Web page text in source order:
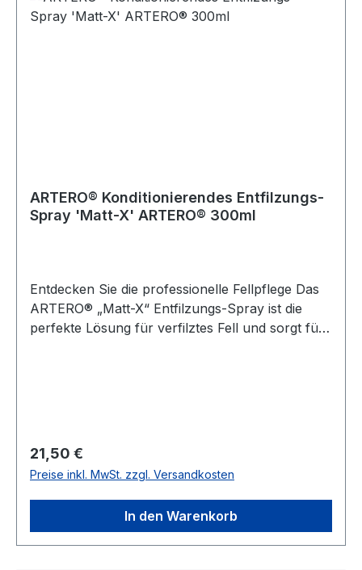
ARTERO® Konditionierendes Entfilzungs-
Spray 'Matt-X' ARTERO® 300ml
Entdecken Sie die professionelle Fellpflege Das
ARTERO® „Matt-X“ Entfilzungs-Spray ist die
perfekte Lösung für verfilztes Fell und sorgt für
Schäden geschützt wird. Warum ist ARTERO®
„Matt-X“ die ideale Wahl für Ihr Haustier?
Vielseitigkeit: Geeignet für alle Rassen und
Felltypen, von langem, seidigem Fell bis hin zu
dichter Unterwolle. Hocheffizient: Löst
Verfilzungen und Knoten mühelos und schützt
Regulärer Preis:
21,50 €
Preise inkl. MwSt. zzgl. Versandkosten
In den Warenkorb